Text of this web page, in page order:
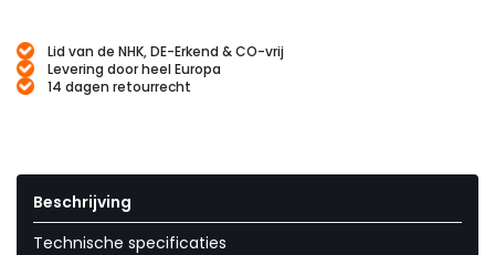
Lid van de NHK, DE-Erkend & CO-vrij
Levering door heel Europa
14 dagen retourrecht
Beschrijving
Technische specificaties